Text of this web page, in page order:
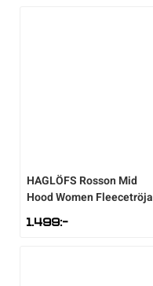
HAGLÖFS Rosson Mid
Hood Women Fleecetröja
1.499:-